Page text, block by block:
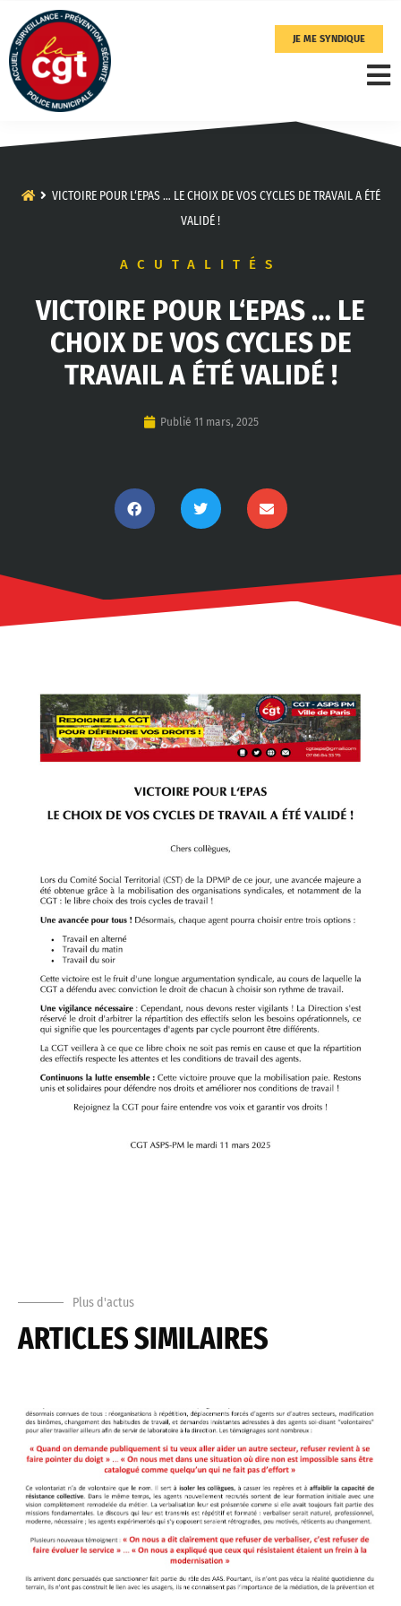
JE ME SYNDIQUE
VICTOIRE POUR L‘EPAS … LE CHOIX DE VOS CYCLES DE TRAVAIL A ÉTÉ
VALIDÉ !
ACUTALITÉS
VICTOIRE POUR L‘EPAS … LE
CHOIX DE VOS CYCLES DE
TRAVAIL A ÉTÉ VALIDÉ !
Publié 11 mars, 2025
Plus d'actus
ARTICLES SIMILAIRES